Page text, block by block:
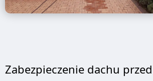
Zabezpieczenie dachu